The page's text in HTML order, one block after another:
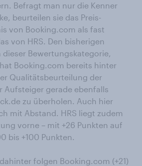
Befragt man nur die Kenner
beurteilen sie das Preis-
von Booking.com als fast
von HRS. Den bisherigen
Bewertungskategorie,
Booking.com bereits hinter
Qualitätsbeurteilung der
Aufsteiger gerade ebenfalls
zu überholen. Auch hier
mit Abstand. HRS liegt zudem
vorne – mit +26 Punkten auf
bis +100 Punkten.
folgen Booking.com (+21)